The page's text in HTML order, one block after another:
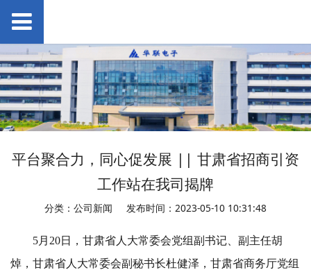
平台聚合力，同心促发展 || 甘肃省招商引资
工作站在我司揭牌
分类：公司新闻 发布时间：2023-05-10 10:31:48
5月20日，甘肃省人大常委会党组副书记、副主任胡
焯，甘肃省人大常委会副秘书长杜健泽，甘肃省商务厅党组